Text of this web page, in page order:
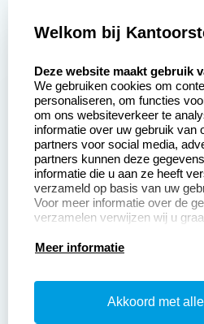
Zakelijk:
Aanvraag op maat
Betaling &
Verzending
Wederverkoper
worden
Sale
Productinformatie:
Instructiepagina
Welkom bij
Deze website maakt gebruik
We gebruiken cookies om
personaliseren, om functies
om ons websiteverkeer te
informatie over uw gebruik van
partners voor social media,
partners kunnen deze
informatie die u aan ze heeft
verzameld op basis van uw
Voor meer informatie over de
verzamelen verwijzen wij u
Meer informatie
Akkoord met